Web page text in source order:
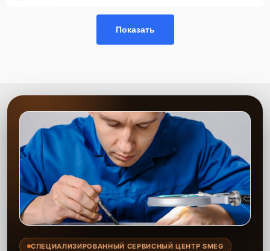
Показать
СПЕЦИАЛИЗИРОВАННЫЙ СЕРВИСНЫЙ ЦЕНТР SMEG